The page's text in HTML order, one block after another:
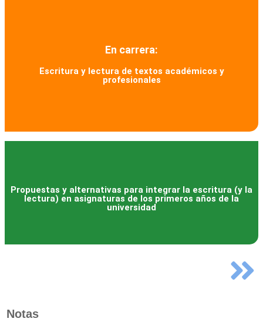
En carrera:
Escritura y lectura de textos académicos y
profesionales
Propuestas y alternativas para integrar la escritura (y la
lectura) en asignaturas de los primeros años de la
universidad
Notas